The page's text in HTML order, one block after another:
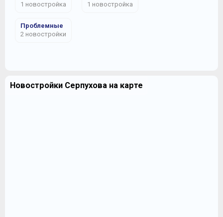
1 новостройка
1 новостройка
Проблемные
2 новостройки
Новостройки Серпухова на карте